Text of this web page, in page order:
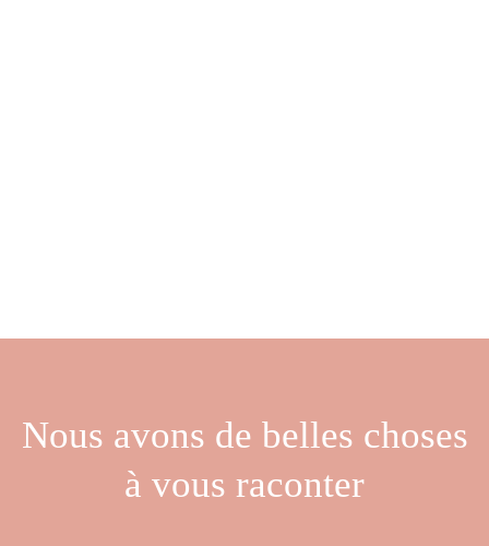
Nous avons de belles choses
à vous raconter